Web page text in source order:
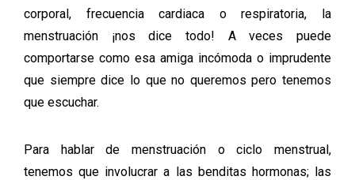
corporal, frecuencia cardiaca o respiratoria, la
menstruación ¡nos dice todo! A veces puede
comportarse como esa amiga incómoda o imprudente
que siempre dice lo que no queremos pero tenemos
que escuchar.
Para hablar de menstruación o ciclo menstrual,
tenemos que involucrar a las benditas hormonas; las